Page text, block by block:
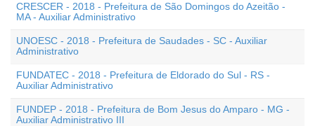
CRESCER - 2018 - Prefeitura de São Domingos do Azeitão -
MA - Auxiliar Administrativo
UNOESC - 2018 - Prefeitura de Saudades - SC - Auxiliar
Administrativo
FUNDATEC - 2018 - Prefeitura de Eldorado do Sul - RS -
Auxiliar Administrativo
FUNDEP - 2018 - Prefeitura de Bom Jesus do Amparo - MG -
Auxiliar Administrativo III